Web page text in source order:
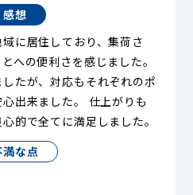
感想
に居住しており、集荷さ
への便利さを感じました。
たが、対応もそれぞれのポ
出来ました。 仕上がりも
的で全てに満足しました。
満な点